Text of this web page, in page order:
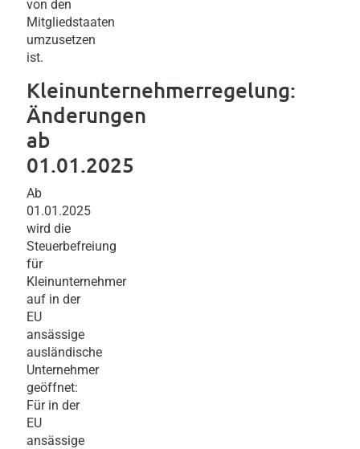
von den
Mitgliedstaaten
umzusetzen
ist.
Kleinunternehmerregelung:
Änderungen
ab
01.01.2025
Ab
01.01.2025
wird die
Steuerbefreiung
für
Kleinunternehmer
auf in der
EU
ansässige
ausländische
Unternehmer
geöffnet:
Für in der
EU
ansässige